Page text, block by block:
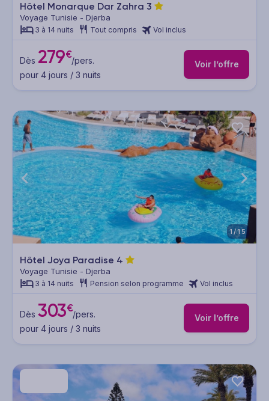
Hôtel Monarque Dar Zahra 3
Voyage Tunisie - Djerba
3 à 14 nuits Tout compris Vol inclus
Dès 279€/pers.
pour 4 jours / 3 nuits
Voir l’offre
1/15
Hôtel Joya Paradise 4
Voyage Tunisie - Djerba
3 à 14 nuits Pension selon programme Vol inclus
Dès 303€/pers.
pour 4 jours / 3 nuits
Voir l’offre